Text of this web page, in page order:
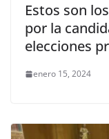
Estos son
por la
elecciones
enero 15, 2024